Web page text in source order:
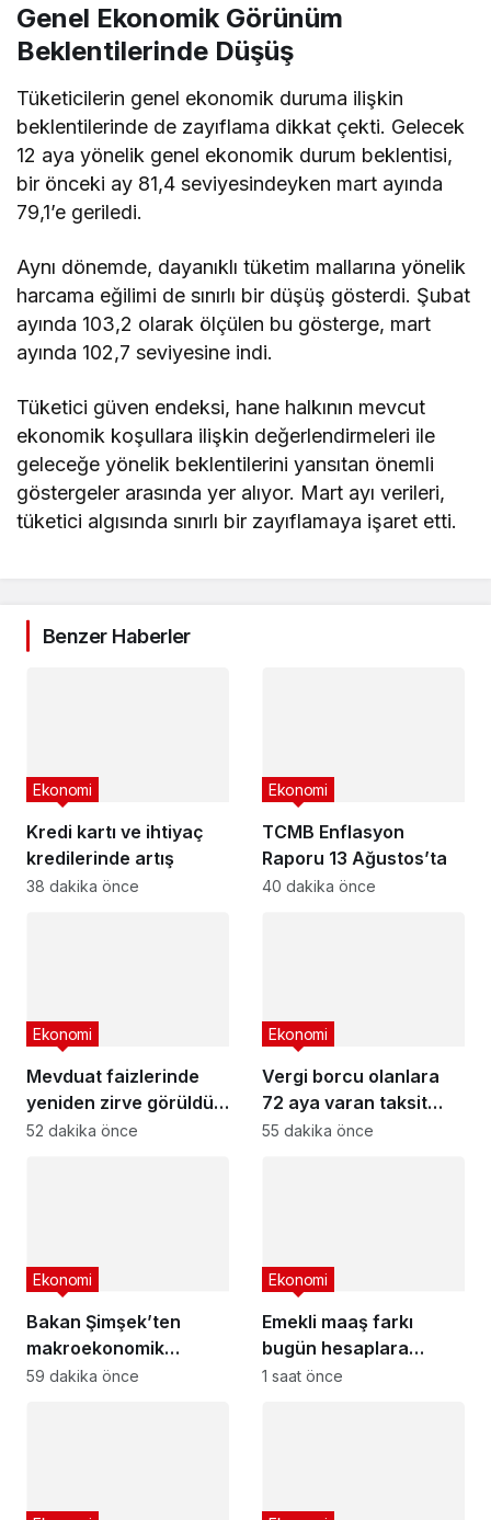
Genel Ekonomik Görünüm
Beklentilerinde Düşüş
Tüketicilerin genel ekonomik duruma ilişkin
beklentilerinde de zayıflama dikkat çekti. Gelecek
12 aya yönelik genel ekonomik durum beklentisi,
bir önceki ay 81,4 seviyesindeyken mart ayında
79,1’e geriledi.
Aynı dönemde, dayanıklı tüketim mallarına yönelik
harcama eğilimi de sınırlı bir düşüş gösterdi. Şubat
ayında 103,2 olarak ölçülen bu gösterge, mart
ayında 102,7 seviyesine indi.
Tüketici güven endeksi, hane halkının mevcut
ekonomik koşullara ilişkin değerlendirmeleri ile
geleceğe yönelik beklentilerini yansıtan önemli
göstergeler arasında yer alıyor. Mart ayı verileri,
tüketici algısında sınırlı bir zayıflamaya işaret etti.
Benzer Haberler
Kredi kartı ve ihtiyaç
kredilerinde artış
Ekonomi
38 dakika önce
TCMB Enflasyon
Raporu 13 Ağustos’ta
Ekonomi
40 dakika önce
Mevduat faizlerinde
yeniden zirve görüldü :
3 milyon liranın aylık
Ekonomi
52 dakika önce
Vergi borcu olanlara
72 aya varan taksit
fırsatı
Ekonomi
55 dakika önce
Bakan Şimşek’ten
makroekonomik
istikrar açıklaması
Ekonomi
59 dakika önce
Emekli maaş farkı
bugün hesaplara
yatıyor
Ekonomi
1 saat önce